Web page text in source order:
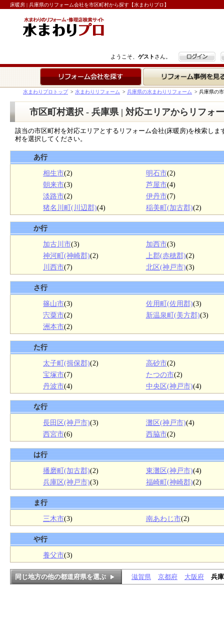
床暖房 | 兵庫県のリフォーム会社を市区町村から探す【水まわりプロ】
ようこそ、 ゲスト さん。 ログイン
リフォーム事例を見る
水まわりプロトップ > 水まわりリフォーム > 兵庫県の水まわりリフォーム > 兵庫県の
市区町村選択 - 兵庫県 | 対応エリアからリフォ
該当の市区町村を対応エリアとするリフォーム会社(床暖房)を検索し
村を選択してください。
あ行
相生市(2) 明石市(2)
朝来市(3) 芦屋市(4)
淡路市(2) 伊丹市(7)
猪名川町(川辺郡)(4) 稲美町(加古郡)(2)
か行
加古川市(3) 加西市(3)
神河町(神崎郡)(2) 上郡(赤穂郡)(2)
川西市(7) 北区(神戸市)(3)
さ行
篠山市(3) 佐用町(佐用郡)(3)
宍粟市(2) 新温泉町(美方郡)(3)
洲本市(2)
た行
太子町(揖保郡)(2) 高砂市(2)
宝塚市(7) たつの市(2)
丹波市(4) 中央区(神戸市)(4)
な行
長田区(神戸市)(3) 灘区(神戸市)(4)
西宮市(6) 西脇市(2)
は行
播磨町(加古郡)(2) 東灘区(神戸市)(4)
兵庫区(神戸市)(3) 福崎町(神崎郡)(2)
ま行
三木市(3) 南あわじ市(2)
や行
養父市(3)
同じ地方の他の都道府県を選ぶ 滋賀県 京都府 大阪府 兵